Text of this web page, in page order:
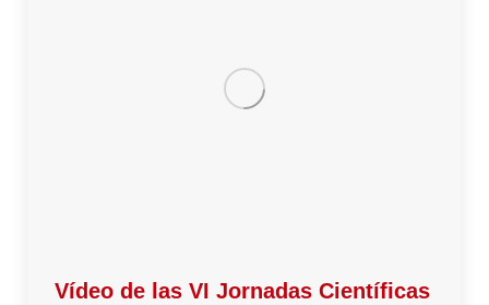
Vídeo de las VI Jornadas Científicas